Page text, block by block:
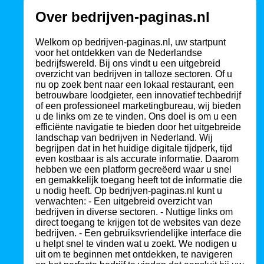
Over bedrijven-paginas.nl
Welkom op bedrijven-paginas.nl, uw startpunt
voor het ontdekken van de Nederlandse
bedrijfswereld. Bij ons vindt u een uitgebreid
overzicht van bedrijven in talloze sectoren. Of u
nu op zoek bent naar een lokaal restaurant, een
betrouwbare loodgieter, een innovatief techbedrijf
of een professioneel marketingbureau, wij bieden
u de links om ze te vinden. Ons doel is om u een
efficiënte navigatie te bieden door het uitgebreide
landschap van bedrijven in Nederland. Wij
begrijpen dat in het huidige digitale tijdperk, tijd
even kostbaar is als accurate informatie. Daarom
hebben we een platform gecreëerd waar u snel
en gemakkelijk toegang heeft tot de informatie die
u nodig heeft. Op bedrijven-paginas.nl kunt u
verwachten: - Een uitgebreid overzicht van
bedrijven in diverse sectoren. - Nuttige links om
direct toegang te krijgen tot de websites van deze
bedrijven. - Een gebruiksvriendelijke interface die
u helpt snel te vinden wat u zoekt. We nodigen u
uit om te beginnen met ontdekken, te navigeren